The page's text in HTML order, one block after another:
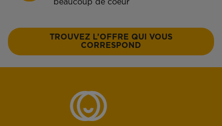
beaucoup de coeur
TROUVEZ L’OFFRE QUI VOUS
CORRESPOND